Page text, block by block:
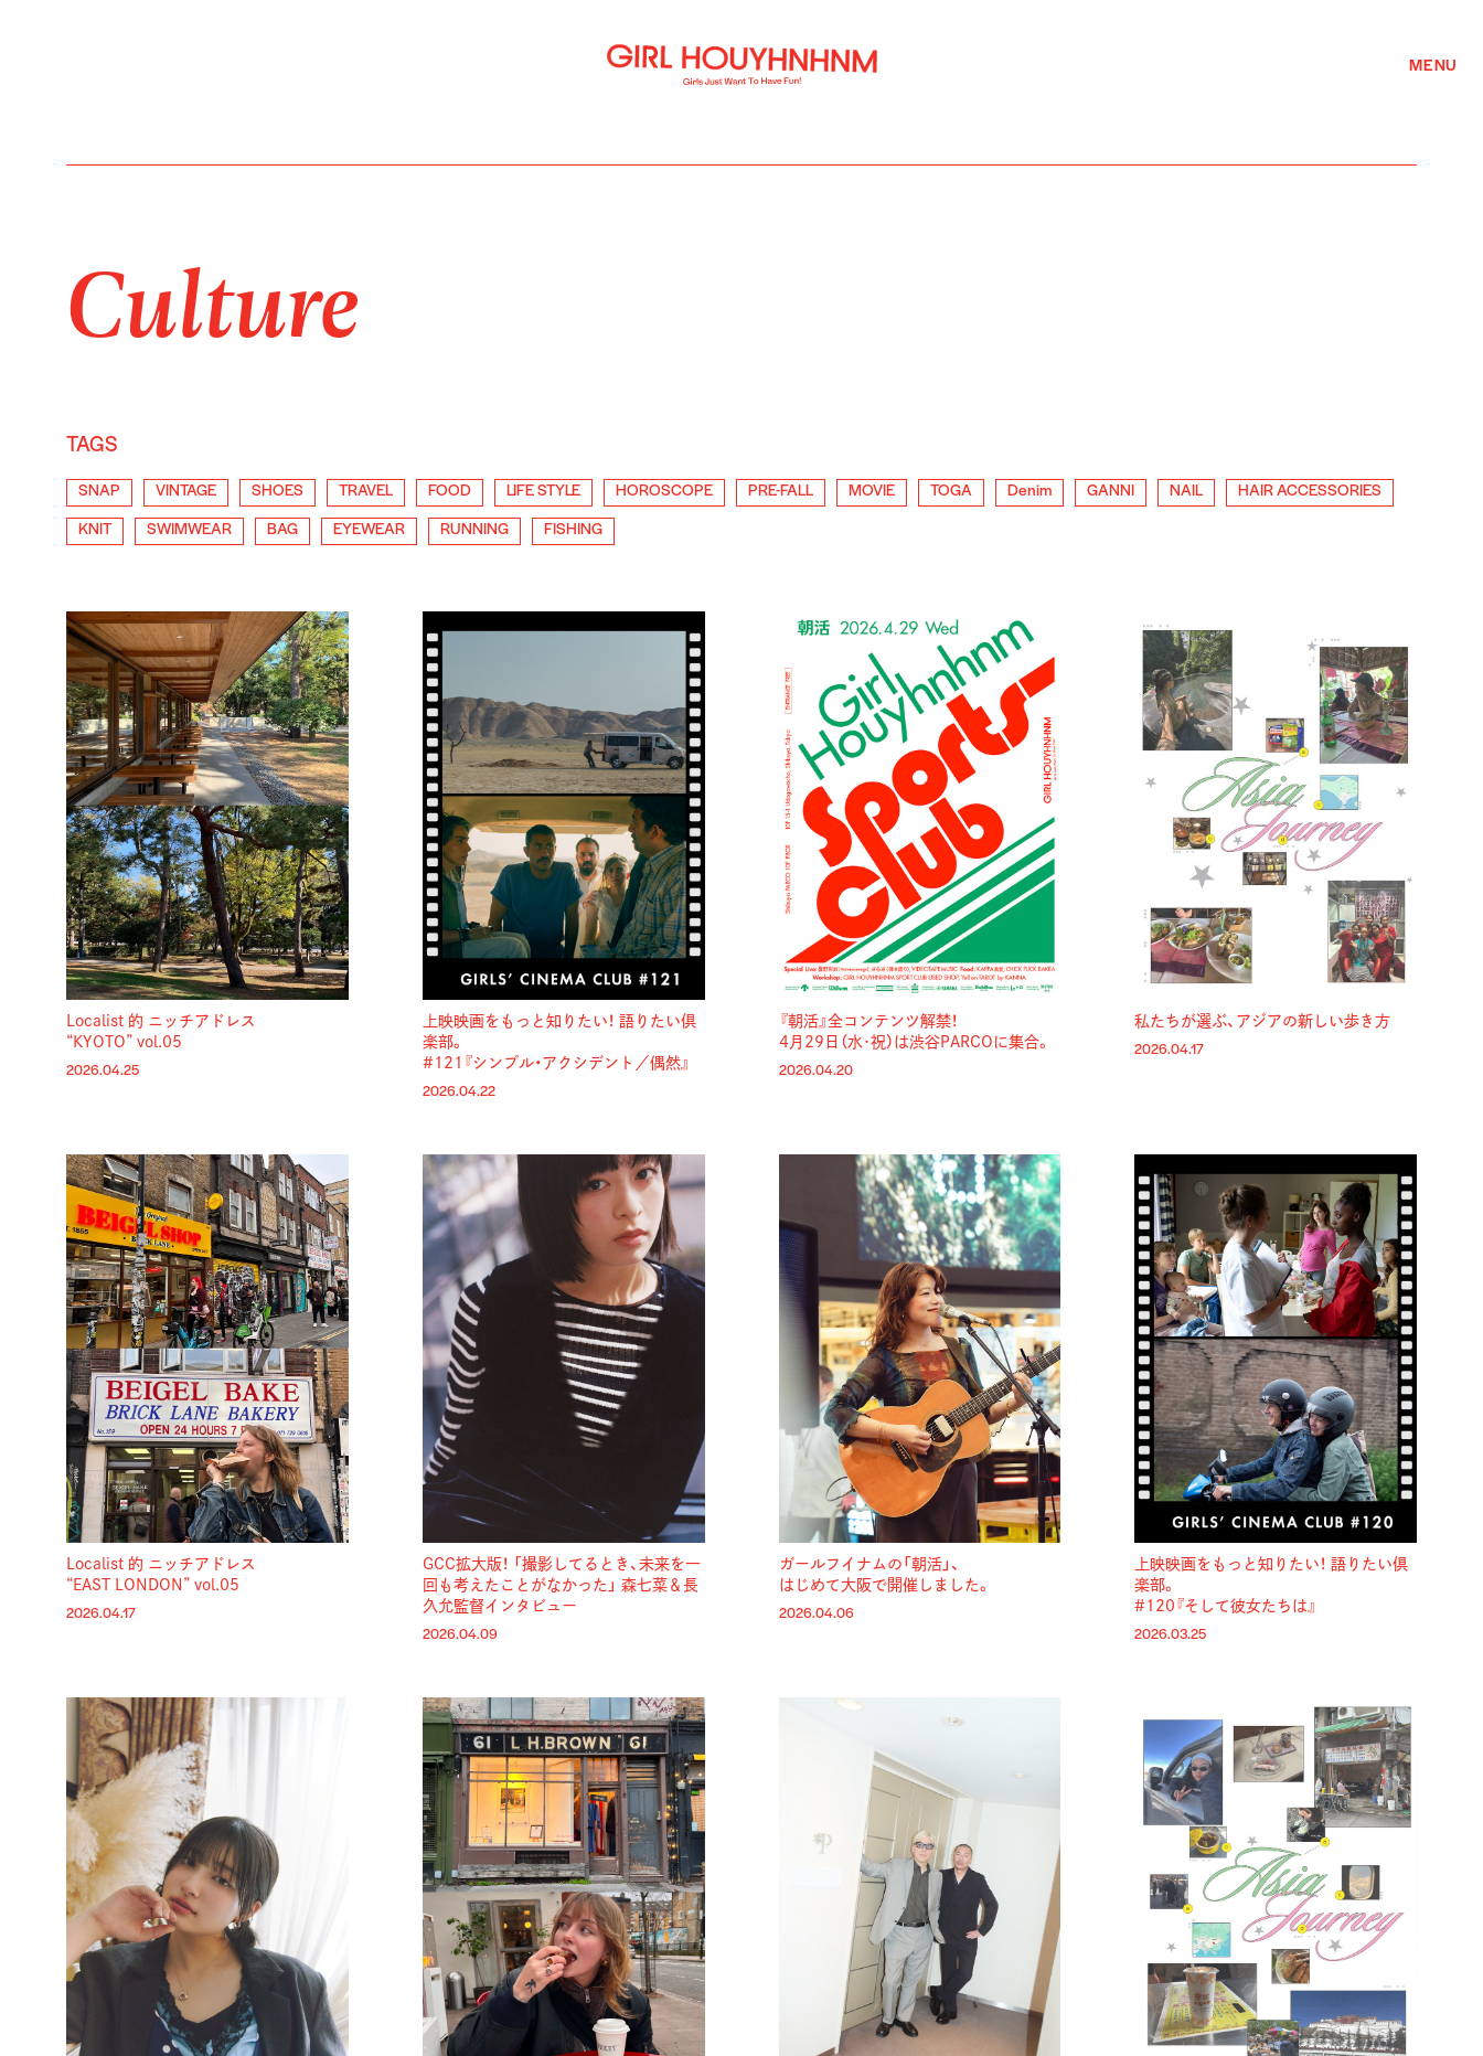
MENU
Culture
TAGS
SNAP VINTAGE SHOES TRAVEL FOOD LIFE STYLE HOROSCOPE PRE-FALL MOVIE TOGA Denim GANNI NAIL HAIR ACCESSORIES
KNIT SWIMWEAR BAG EYEWEAR RUNNING FISHING
Localist 的 ニッチアドレス
“KYOTO” vol.05
2026.04.25
上映映画をもっと知りたい！ 語りたい倶
楽部。
#121『シンプル・アクシデント／偶然』
2026.04.22
『朝活』全コンテンツ解禁！
4月29日（水･祝）は渋谷PARCOに集合。
2026.04.20
私たちが選ぶ、アジアの新しい歩き方
2026.04.17
Localist 的 ニッチアドレス
“EAST LONDON” vol.05
2026.04.17
GCC拡大版！ 「撮影してるとき、未来を一
回も考えたことがなかった」 森七菜＆長
久允監督インタビュー
2026.04.09
ガールフイナムの「朝活」、
はじめて大阪で開催しました。
2026.04.06
上映映画をもっと知りたい！ 語りたい倶
楽部。
#120『そして彼女たちは』
2026.03.25